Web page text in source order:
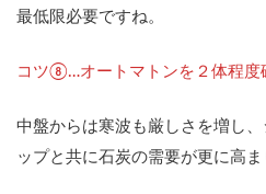
最低限必要ですね。
コツ⑧…オートマトンを２体程度
中盤からは寒波も厳しさを増し
ップと共に石炭の需要が更に高ま